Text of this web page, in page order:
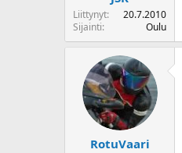
Liittynyt
20.7.2010
Sijainti
Oulu
RotuVaari